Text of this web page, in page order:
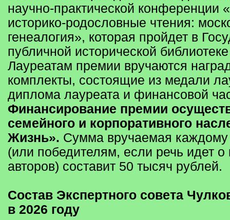
научно-практической конференции
историко-родословные чтения:
генеалогия», которая пройдет в
публичной исторической
Лауреатам премии вручаются
комплекты, состоящие из медали
диплома лауреата и финансовой
Финансирование премии
семейного и корпоративного
Жизнь». Сумма вручаемая
(или победителям, если речь идет о
авторов) составит 50 тысяч рублей.
Состав Экспертного совета
в 2026 году